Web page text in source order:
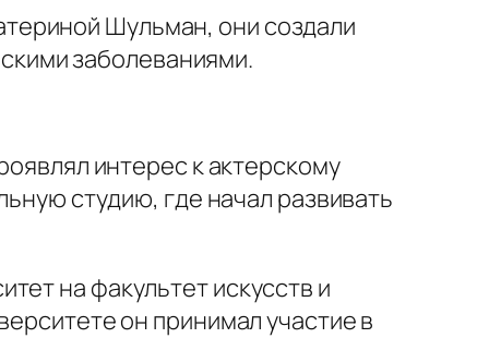
Шульман, они создали
заболеваниями.
интерес к актерскому
студию, где начал развивать
на факультет искусств и
он принимал участие в